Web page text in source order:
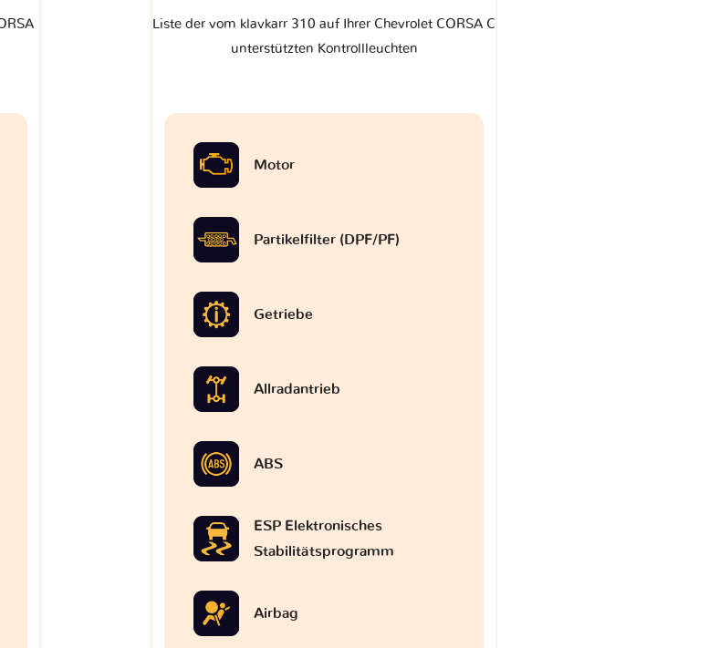
Liste der vom klavkarr 310 auf Ihrer Chevrolet CORSA C
unterstützten Kontrollleuchten
Motor
Partikelfilter (DPF/PF)
Getriebe
Allradantrieb
ABS
ESP Elektronisches
Stabilitätsprogramm
Airbag